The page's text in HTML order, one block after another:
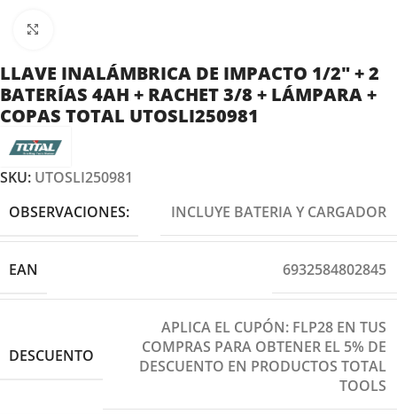
LLAVE INALÁMBRICA DE IMPACTO 1/2″ + 2
BATERÍAS 4AH + RACHET 3/8 + LÁMPARA +
COPAS TOTAL UTOSLI250981
SKU: UTOSLI250981
OBSERVACIONES:
INCLUYE BATERIA Y CARGADOR
EAN 6932584802845
DESCUENTO
APLICA EL CUPÓN: FLP28 EN TUS
COMPRAS PARA OBTENER EL 5% DE
DESCUENTO EN PRODUCTOS TOTAL
TOOLS